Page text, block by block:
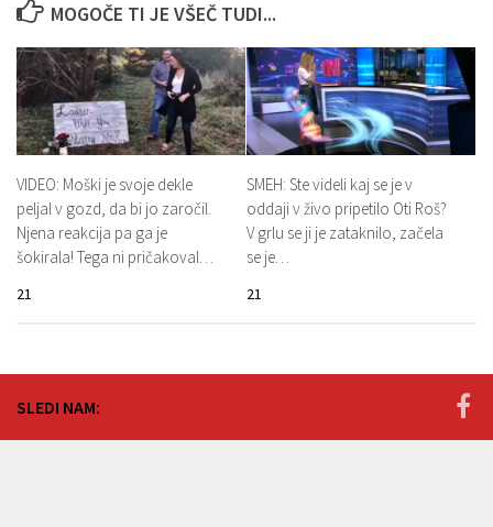
MOGOČE TI JE VŠEČ TUDI...
VIDEO: Moški je svoje dekle
peljal v gozd, da bi jo zaročil.
Njena reakcija pa ga je
šokirala! Tega ni pričakoval…
21
SMEH: Ste videli kaj se je v
oddaji v živo pripetilo Oti Roš?
V grlu se ji je zataknilo, začela
se je…
21
SLEDI NAM: